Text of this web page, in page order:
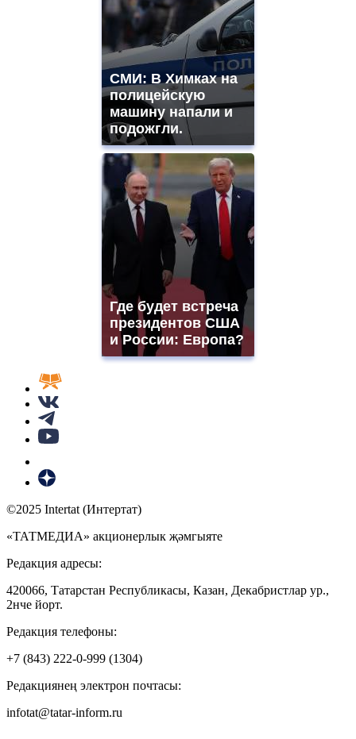
СМИ: В Химках на
полицейскую
машину напали и
подожгли.
Где будет встреча
президентов США
и России: Европа?
©2025 Intertat (Интертат)
«ТАТМЕДИА» акционерлык җәмгыяте
Редакция адресы:
420066, Татарстан Республикасы, Казан, Декабристлар ур.,
2нче йорт.
Редакция телефоны:
+7 (843) 222-0-999 (1304)
Редакциянең электрон почтасы:
infotat@tatar-inform.ru